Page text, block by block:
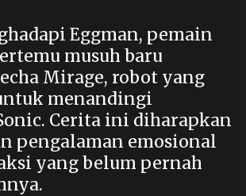
Eggman, pemain
musuh baru
Mirage, robot yang
menandingi
Cerita ini diharapkan
pengalaman emosional
yang belum pernah